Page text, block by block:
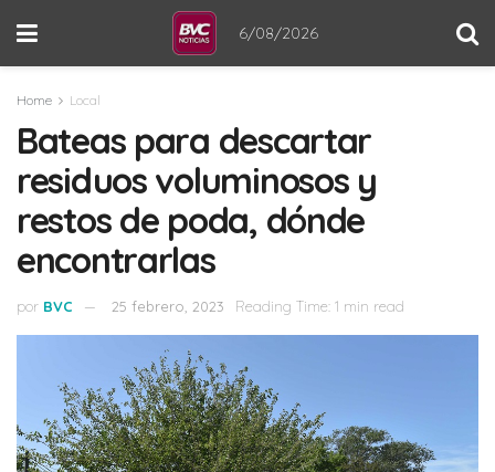
6/08/2026
Home Local
Bateas para descartar
residuos voluminosos y
restos de poda, dónde
encontrarlas
por BVC 25 febrero, 2023 Reading Time: 1 min read